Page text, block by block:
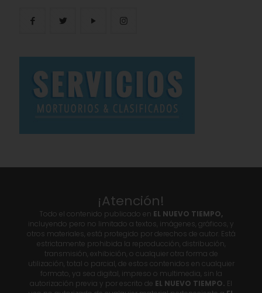
¡Atención!
Todo el contenido publicado en EL NUEVO TIEMPO,
incluyendo pero no limitado a textos, imágenes, gráficos, y
otros materiales, está protegido por derechos de autor. Está
estrictamente prohibida la reproducción, distribución,
transmisión, exhibición, o cualquier otra forma de
utilización, total o parcial, de estos contenidos en cualquier
formato, ya sea digital, impreso o multimedia, sin la
autorización previa y por escrito de EL NUEVO TIEMPO. El